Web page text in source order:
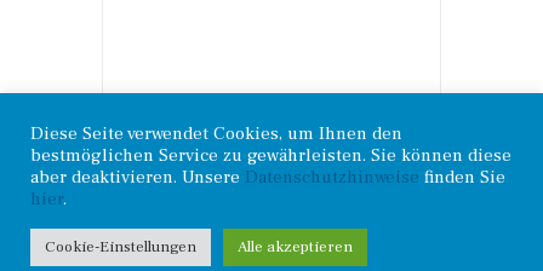
Diese Seite verwendet Cookies, um Ihnen den
bestmöglichen Service zu gewährleisten. Sie können diese
aber deaktivieren. Unsere Datenschutzhinweise finden Sie
hier.
Cookie-Einstellungen Alle akzeptieren